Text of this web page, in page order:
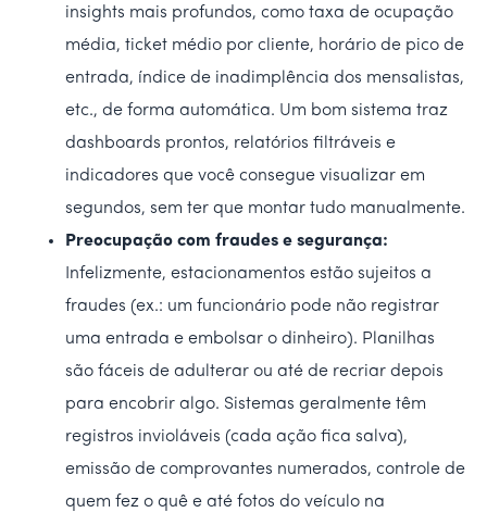
insights mais profundos, como taxa de ocupação
média, ticket médio por cliente, horário de pico de
entrada, índice de inadimplência dos mensalistas,
etc., de forma automática. Um bom sistema traz
dashboards prontos, relatórios filtráveis e
indicadores que você consegue visualizar em
segundos, sem ter que montar tudo manualmente.
Preocupação com fraudes e segurança:
Infelizmente, estacionamentos estão sujeitos a
fraudes (ex.: um funcionário pode não registrar
uma entrada e embolsar o dinheiro). Planilhas
são fáceis de adulterar ou até de recriar depois
para encobrir algo. Sistemas geralmente têm
registros invioláveis (cada ação fica salva),
emissão de comprovantes numerados, controle de
quem fez o quê e até fotos do veículo na